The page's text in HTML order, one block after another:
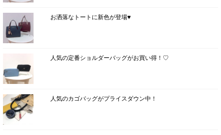
お洒落なトートに新色が登場♥
人気の定番ショルダーバッグがお買い得！♡
人気のカゴバッグがプライスダウン中！